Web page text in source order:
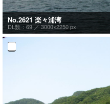
No.2621 楽々浦湾
DL数：69 ／ 3000×2250 px